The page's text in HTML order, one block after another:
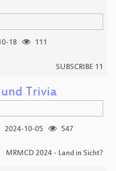
18
111
SUBSCRIBE 11
Trivia
2024-10-05
547
MRMCD 2024 - Land in Sicht?